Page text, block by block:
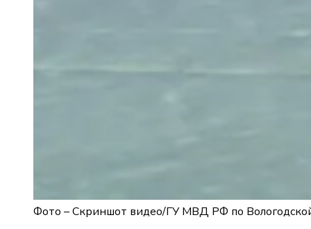
Фото –Скриншот видео/ГУ МВД РФ по